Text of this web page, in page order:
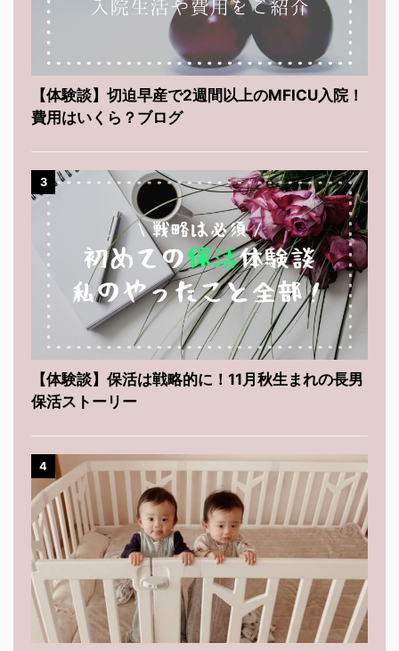
【体験談】切迫早産で2週間以上のMFICU入院！
費用はいくら？ブログ
3
【体験談】保活は戦略的に！11月秋生まれの長男
保活ストーリー
4